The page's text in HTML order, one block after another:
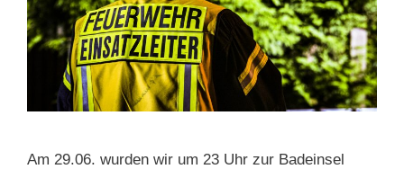
Am 29.06. wurden wir um 23 Uhr zur Badeinsel